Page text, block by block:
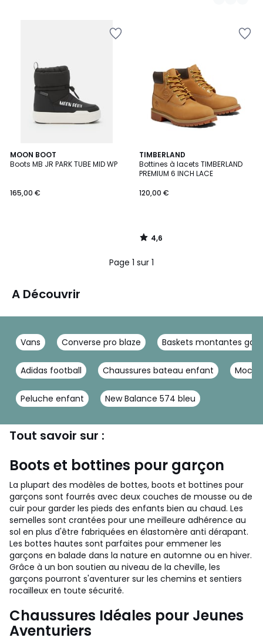
MOON BOOT
Boots MB JR PARK TUBE MID WP
165,00 €
TIMBERLAND
Bottines à lacets TIMBERLAND
PREMIUM 6 INCH LACE
120,00 €
4,6
/ 5
4,6
/
Page 1 sur 1
A Découvrir
Vans Converse pro blaze Baskets montantes
Adidas football Chaussures bateau enfant
Peluche enfant New Balance 574 bleu
Tout savoir sur :
Boots et bottines pour garçon
La plupart des modèles de bottes, boots et bottines pour
garçons sont fourrés avec deux couches de mousse ou de
cuir pour garder les pieds des enfants bien au chaud. Les
semelles sont crantées pour une meilleure adhérence au
sol en plus d'être fabriquées en élastomère anti dérapant.
Les bottes hautes sont parfaites pour emmener les
garçons en balade dans la nature en automne ou en hiver.
Grâce à un bon soutien au niveau de la cheville, les
garçons pourront s'aventurer sur les chemins et sentiers
rocailleux en toute sécurité.
Chaussures Idéales pour Jeunes
Aventuriers